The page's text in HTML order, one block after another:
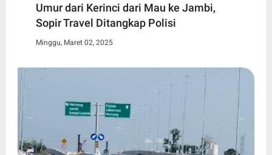
Umur dari Kerinci dari Mau ke Jambi,
Sopir Travel Ditangkap Polisi
Minggu, Maret 02, 2025